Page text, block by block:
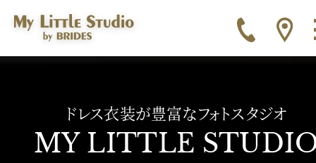
ドレス衣装が豊富なフォトスタジオ
MY LITTLE